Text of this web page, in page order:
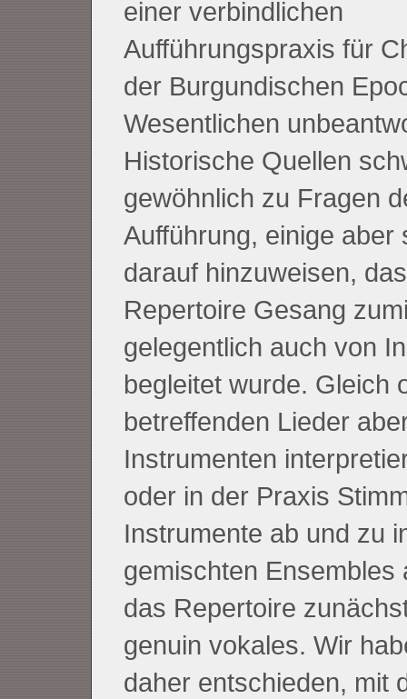
einer verbindlichen
Aufführungspraxis für
der Burgundischen
Wesentlichen
Historische Quellen
gewöhnlich zu Fragen
Aufführung, einige aber
darauf hinzuweisen,
Repertoire Gesang
gelegentlich auch von
begleitet wurde. Gleich
betreffenden Lieder
Instrumenten
oder in der Praxis
Instrumente ab und zu
gemischten Ensembles
das Repertoire
genuin vokales. Wir
daher entschieden, mit